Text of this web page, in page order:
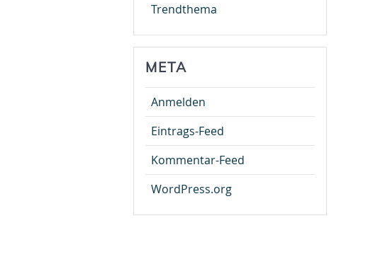
Trendthema
META
Anmelden
Eintrags-Feed
Kommentar-Feed
WordPress.org